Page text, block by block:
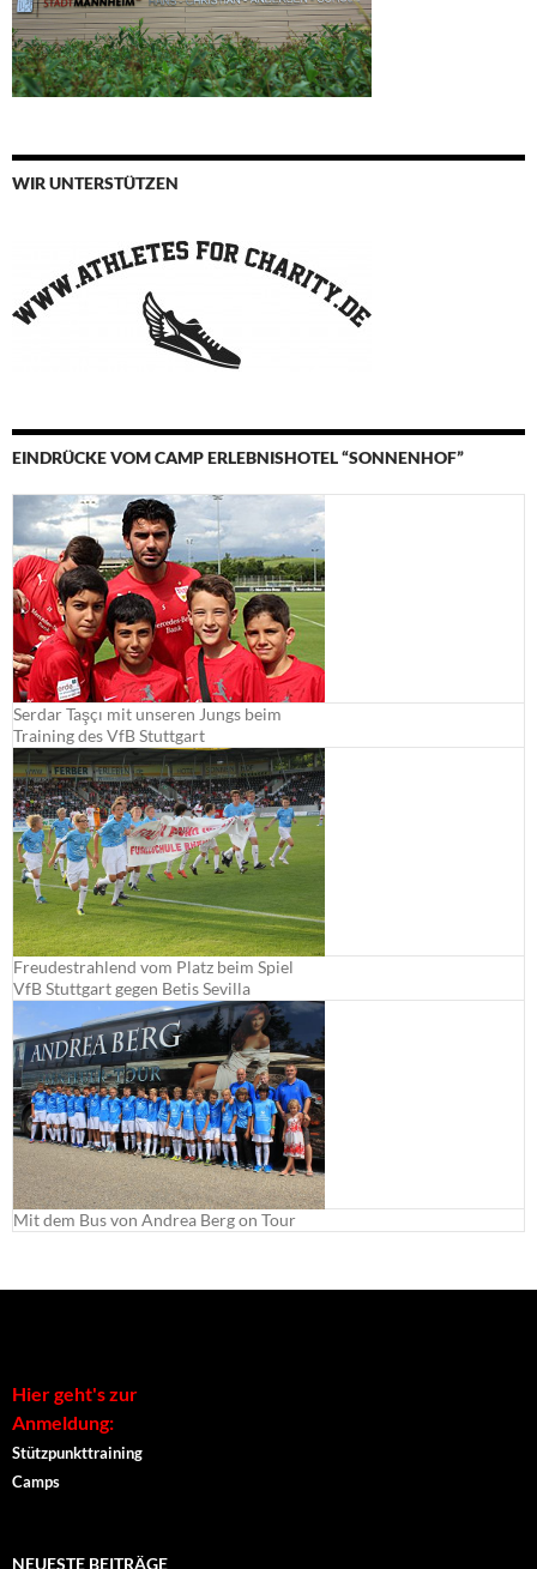
WIR UNTERSTÜTZEN
EINDRÜCKE VOM CAMP ERLEBNISHOTEL “SONNENHOF”
Serdar Taşçı mit unseren Jungs beim
Training des VfB Stuttgart
Freudestrahlend vom Platz beim Spiel
VfB Stuttgart gegen Betis Sevilla
Mit dem Bus von Andrea Berg on Tour
Hier geht's zur
Anmeldung:
Stützpunkttraining
Camps
NEUESTE BEITRÄGE